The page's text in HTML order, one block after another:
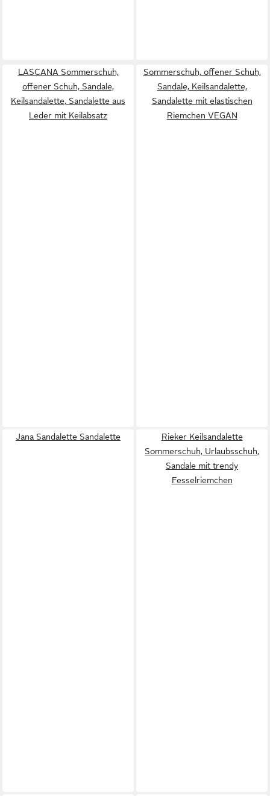
LASCANA Sommerschuh,
offener Schuh, Sandale,
Keilsandalette, Sandalette aus
Leder mit Keilabsatz
Sommerschuh, offener Schuh,
Sandale, Keilsandalette,
Sandalette mit elastischen
Riemchen VEGAN
Jana Sandalette Sandalette
Rieker Keilsandalette
Sommerschuh, Urlaubsschuh,
Sandale mit trendy
Fesselriemchen